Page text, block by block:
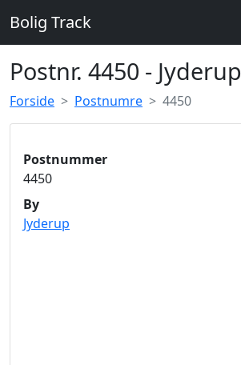
Bolig Track
Postnr. 4450 - Jyderup
Forside Postnumre 4450
Postnummer
4450
By
Jyderup